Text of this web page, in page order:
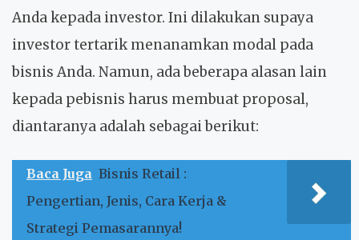
Anda kepada investor. Ini dilakukan supaya
investor tertarik menanamkan modal pada
bisnis Anda. Namun, ada beberapa alasan lain
kepada pebisnis harus membuat proposal,
diantaranya adalah sebagai berikut:
Baca Juga Bisnis Retail :
Pengertian, Jenis, Cara Kerja &
Strategi Pemasarannya!